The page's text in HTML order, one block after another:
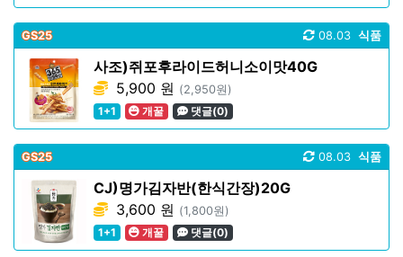
GS25 식품
08.03
사조)쥐포후라이드허니소이맛40G
5,900 원 (2,950원)
1+1
개꿀 댓글(0)
GS25 식품
08.03
CJ)명가김자반(한식간장)20G
3,600 원 (1,800원)
1+1
개꿀 댓글(0)